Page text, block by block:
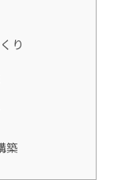
り
築